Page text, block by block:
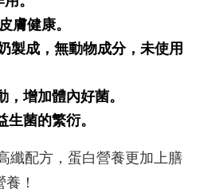
膚健康。
製成，無動物成分，未使用
增加體內好菌。
菌的繁衍。
纖配方，蛋白營養更加上膳
！